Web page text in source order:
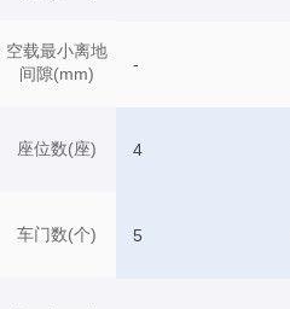
空载最小离地
间隙(mm)
座位数(座)
车门数(个)
-
4
5